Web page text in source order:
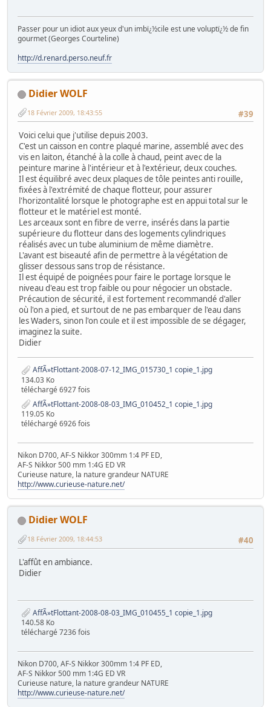
Passer pour un idiot aux yeux d'un imbï¿½cile est une voluptï¿½ de fin
gourmet (Georges Courteline)
http://d.renard.perso.neuf.fr
Didier WOLF
#39
18 Février 2009, 18:43:55
Voici celui que j'utilise depuis 2003.
C'est un caisson en contre plaqué marine, assemblé avec des
vis en laiton, étanché à la colle à chaud, peint avec de la
peinture marine à l'intérieur et à l'extérieur, deux couches.
Il est équilibré avec deux plaques de tôle peintes anti rouille,
fixées à l'extrémité de chaque flotteur, pour assurer
l'horizontalité lorsque le photographe est en appui total sur le
flotteur et le matériel est monté.
Les arceaux sont en fibre de verre, insérés dans la partie
supérieure du flotteur dans des logements cylindriques
réalisés avec un tube aluminium de même diamètre.
L'avant est biseauté afin de permettre à la végétation de
glisser dessous sans trop de résistance.
Il est équipé de poignées pour faire le portage lorsque le
niveau d'eau est trop faible ou pour négocier un obstacle.
Précaution de sécurité, il est fortement recommandé d'aller
où l'on a pied, et surtout de ne pas embarquer de l'eau dans
les Waders, sinon l'on coule et il est impossible de se dégager,
imaginez la suite.
Didier
AffÃ»tFlottant-2008-07-12_IMG_015730_1 copie_1.jpg
134.03 Ko
téléchargé 6927 fois
AffÃ»tFlottant-2008-08-03_IMG_010452_1 copie_1.jpg
119.05 Ko
téléchargé 6926 fois
Nikon D700, AF-S Nikkor 300mm 1:4 PF ED,
AF-S Nikkor 500 mm 1:4G ED VR
Curieuse nature, la nature grandeur NATURE
http://www.curieuse-nature.net/
Didier WOLF
#40
18 Février 2009, 18:44:53
L'affût en ambiance.
Didier
AffÃ»tFlottant-2008-08-03_IMG_010455_1 copie_1.jpg
140.58 Ko
téléchargé 7236 fois
Nikon D700, AF-S Nikkor 300mm 1:4 PF ED,
AF-S Nikkor 500 mm 1:4G ED VR
Curieuse nature, la nature grandeur NATURE
http://www.curieuse-nature.net/